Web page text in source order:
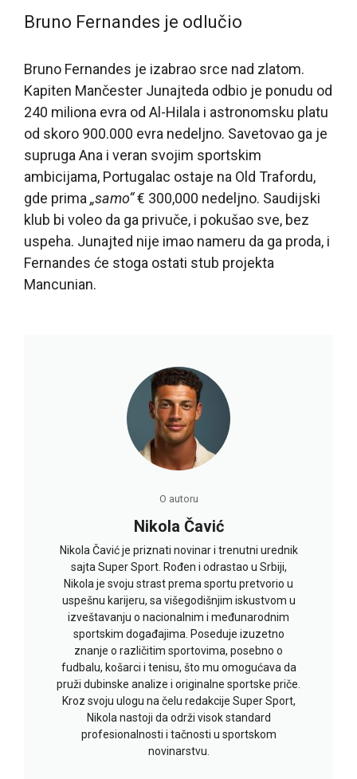
Bruno Fernandes je odlučio
Bruno Fernandes je izabrao srce nad zlatom.
Kapiten Mančester Junajteda odbio je ponudu od
240 miliona evra od Al-Hilala i astronomsku platu
od skoro 900.000 evra nedeljno. Savetovao ga je
supruga Ana i veran svojim sportskim
ambicijama, Portugalac ostaje na Old Trafordu,
gde prima „samo“€ 300,000 nedeljno. Saudijski
klub bi voleo da ga privuče, i pokušao sve, bez
uspeha. Junajted nije imao nameru da ga proda, i
Fernandes će stoga ostati stub projekta
Mancunian.
O autoru
Nikola Čavić
Nikola Čavić je priznati novinar i trenutni urednik
sajta Super Sport. Rođen i odrastao u Srbiji,
Nikola je svoju strast prema sportu pretvorio u
uspešnu karijeru, sa višegodišnjim iskustvom u
izveštavanju o nacionalnim i međunarodnim
sportskim događajima. Poseduje izuzetno
znanje o različitim sportovima, posebno o
fudbalu, košarci i tenisu, što mu omogućava da
pruži dubinske analize i originalne sportske priče.
Kroz svoju ulogu na čelu redakcije Super Sport,
Nikola nastoji da održi visok standard
profesionalnosti i tačnosti u sportskom
novinarstvu.